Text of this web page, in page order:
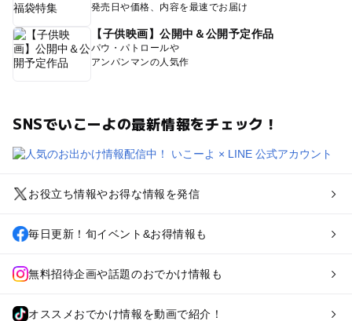
発売日や価格、内容を最速でお届け
【子供映画】公開中＆公開予定作品
パウ・パトロールや
アンパンマンの人気作
SNSでいこーよの最新情報をチェック！
お役立ち情報やお得な情報を発信
毎日更新！旬イベント&お得情報も
無料招待企画や話題のおでかけ情報も
オススメおでかけ情報を動画で紹介！